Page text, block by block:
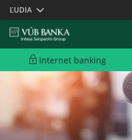
Skiplinks
ĽUDIA
Internet banking